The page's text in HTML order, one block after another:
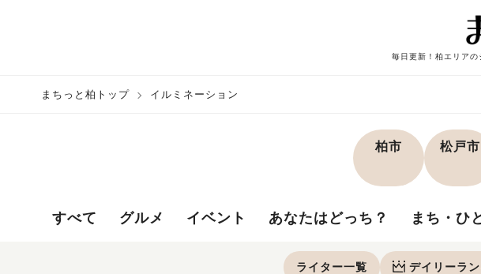
毎日更新！柏エリアの
まちっと柏トップ イルミネーション
柏市 松戸市
すべて グルメ イベント あなたはどっち？ まち・ひ
ライター一覧 デイリーラ